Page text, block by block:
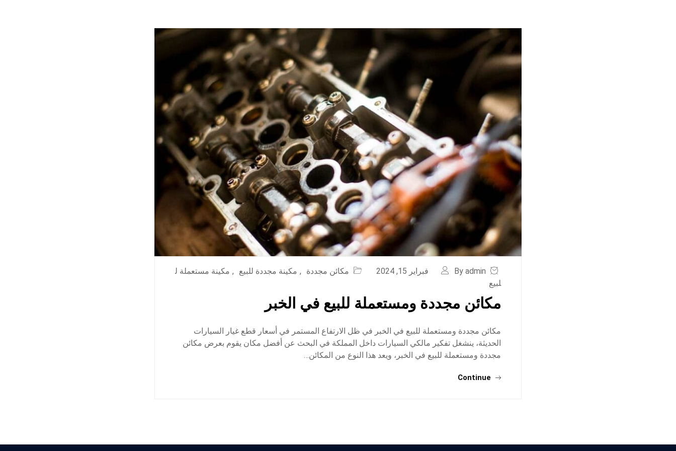
By admin فبراير 15, 2024 مكائن مجددة , مكينة مجددة للبيع , مكينة مستعملة ل
لبيع
مكائن مجددة ومستعملة للبيع في الخبر
مكائن مجددة ومستعملة للبيع في الخبر في ظل الارتفاع المستمر في أسعار قطع غيار السيارات
الحديثة، ينشغل تفكير مالكي السيارات داخل المملكة في البحث عن أفضل مكان يقوم بعرض مكائن
مجددة ومستعملة للبيع في الخبر، ويعد هذا النوع من المكائن…
Continue